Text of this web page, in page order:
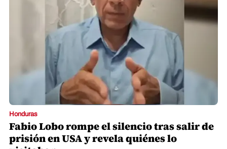
Honduras
Fabio Lobo rompe el silencio tras salir de
prisión en USA y revela quiénes lo